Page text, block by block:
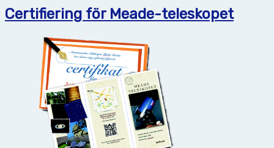
Certifiering för Meade-teleskopet